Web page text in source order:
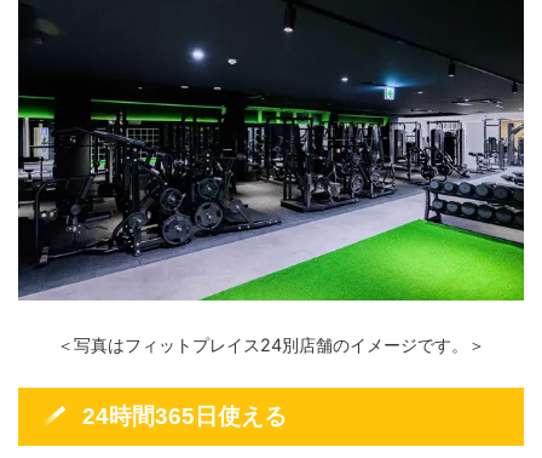
＜写真はフィットプレイス24別店舗のイメージです。＞
24時間365日使える